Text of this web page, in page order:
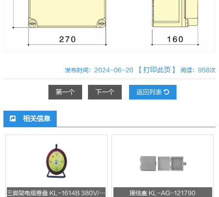
发布时间：2024-06-20 【打印此页】 阅读：958次
第一个 下一个 返回列表
相关信息
三脚架电缆卷盘 KL-1614B 380V/220V/10A/16A 接线盒 KL-AG-121790